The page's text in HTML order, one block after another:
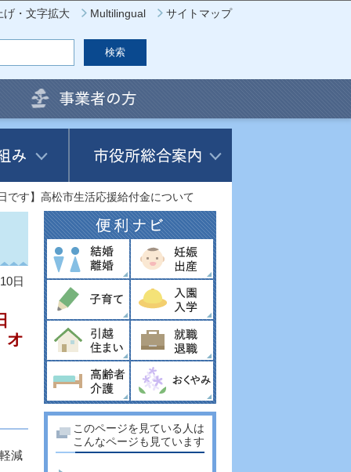
げ・文字拡大 Multilingual サイトマップ
です】高松市生活応援給付金について
日
オ
減
このページを見ている人は
こんなページも見ています